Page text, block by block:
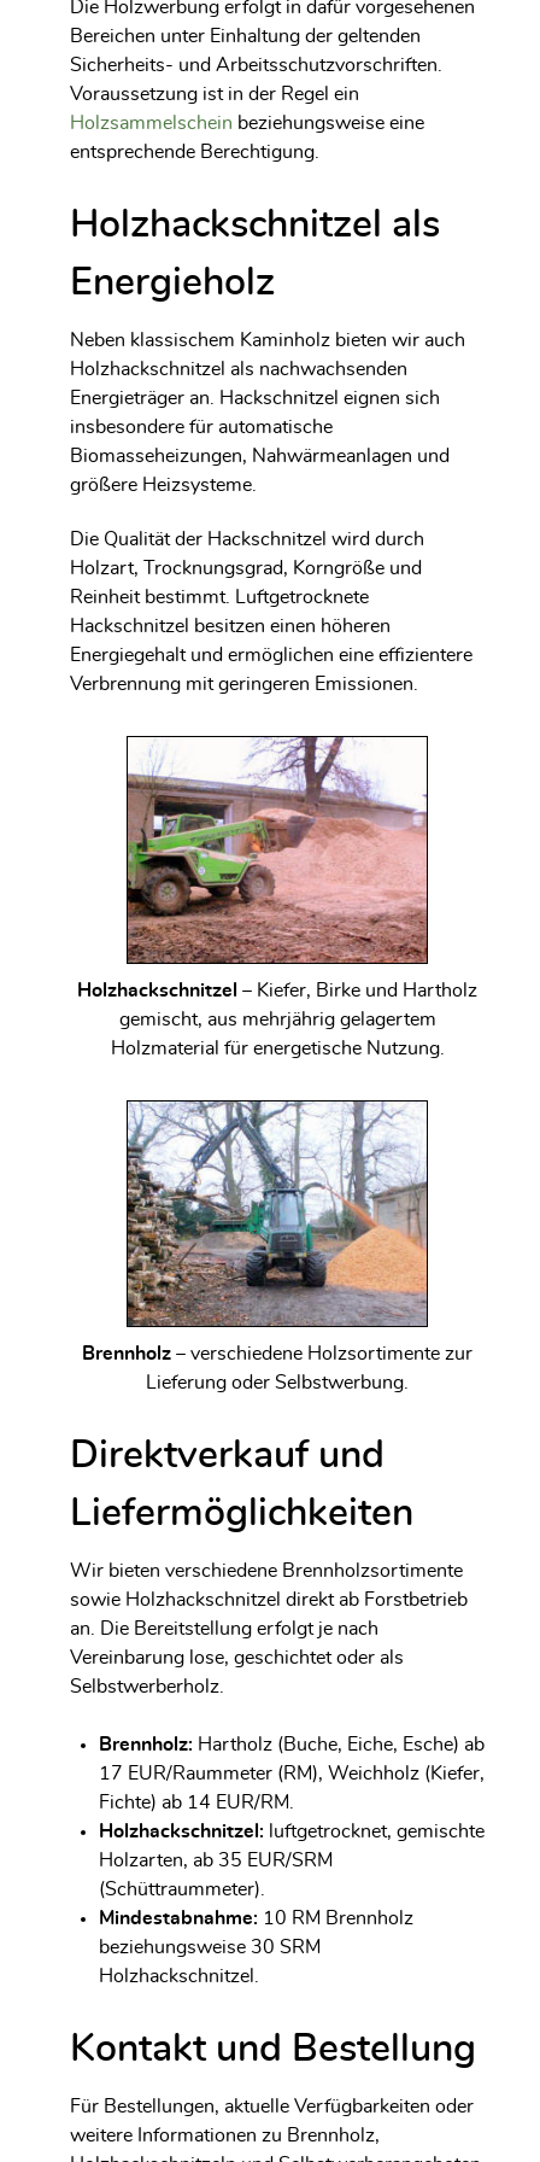
Die Holzwerbung erfolgt in dafür vorgesehenen
Bereichen unter Einhaltung der geltenden
Sicherheits- und Arbeitsschutzvorschriften.
Voraussetzung ist in der Regel ein
Holzsammelschein beziehungsweise eine
entsprechende Berechtigung.
Holzhackschnitzel als
Energieholz
Neben klassischem Kaminholz bieten wir auch
Holzhackschnitzel als nachwachsenden
Energieträger an. Hackschnitzel eignen sich
insbesondere für automatische
Biomasseheizungen, Nahwärmeanlagen und
größere Heizsysteme.
Die Qualität der Hackschnitzel wird durch
Holzart, Trocknungsgrad, Korngröße und
Reinheit bestimmt. Luftgetrocknete
Hackschnitzel besitzen einen höheren
Energiegehalt und ermöglichen eine effizientere
Verbrennung mit geringeren Emissionen.
Holzhackschnitzel – Kiefer, Birke und Hartholz
gemischt, aus mehrjährig gelagertem
Holzmaterial für energetische Nutzung.
Brennholz – verschiedene Holzsortimente zur
Lieferung oder Selbstwerbung.
Direktverkauf und
Liefermöglichkeiten
Wir bieten verschiedene Brennholzsortimente
sowie Holzhackschnitzel direkt ab Forstbetrieb
an. Die Bereitstellung erfolgt je nach
Vereinbarung lose, geschichtet oder als
Selbstwerberholz.
Brennholz: Hartholz (Buche, Eiche, Esche) ab
17 EUR/Raummeter (RM), Weichholz (Kiefer,
Fichte) ab 14 EUR/RM.
Holzhackschnitzel: luftgetrocknet, gemischte
Holzarten, ab 35 EUR/SRM
(Schüttraummeter).
Mindestabnahme: 10 RM Brennholz
beziehungsweise 30 SRM
Holzhackschnitzel.
Kontakt und Bestellung
Für Bestellungen, aktuelle Verfügbarkeiten oder
weitere Informationen zu Brennholz,